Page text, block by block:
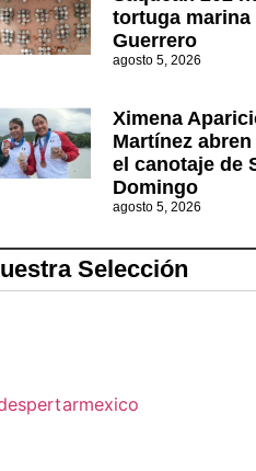
tortuga marina
Guerrero
agosto 5, 2026
Ximena
Martínez
el canotaje de
Domingo
agosto 5, 2026
Selección